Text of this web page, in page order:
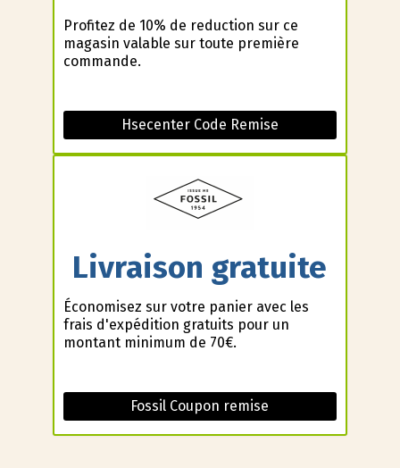
Profitez de 10% de reduction sur ce
magasin valable sur toute première
commande.
Hsecenter Code Remise
Livraison gratuite
Économisez sur votre panier avec les
frais d'expédition gratuits pour un
montant minimum de 70€.
Fossil Coupon remise